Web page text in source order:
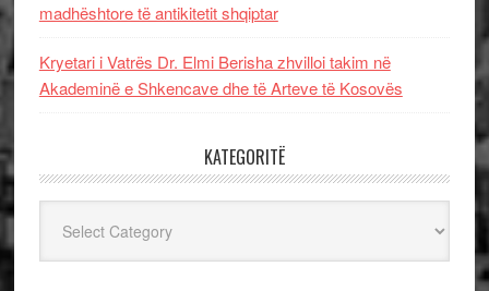
madhështore të antikitetit shqiptar
Kryetari i Vatrës Dr. Elmi Berisha zhvilloi takim në
Akademinë e Shkencave dhe të Arteve të Kosovës
KATEGORITË